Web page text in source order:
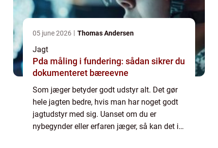
05 june 2026 Thomas Andersen
Jagt
Pda måling i fundering: sådan sikrer du
dokumenteret bæreevne
Som jæger betyder godt udstyr alt. Det gør
hele jagten bedre, hvis man har noget godt
jagtudstyr med sig. Uanset om du er
nybegynder eller erfaren jæger, så kan det i